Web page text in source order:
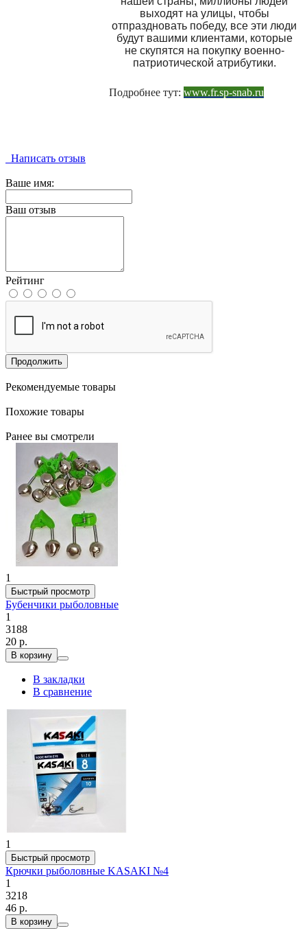
выходят на улицы, чтобы
отпраздновать победу, все эти люди
будут вашими клиентами, которые
не скупятся на покупку военно-
патриотической атрибутики.
Подробнее тут: www.fr.sp-snab.ru
Написать отзыв
Ваше имя:
Ваш отзыв
Рейтинг
Продолжить
Рекомендуемые товары
Похожие товары
Ранее вы смотрели
1
Быстрый просмотр
Бубенчики рыболовные
1
3188
20 р.
В корзину
В закладки
В сравнение
1
Быстрый просмотр
Крючки рыболовные KASAKI №4
1
3218
46 р.
В корзину